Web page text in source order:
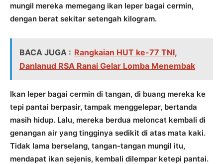
mungil mereka memegang ikan leper bagai cermin,
dengan berat sekitar setengah kilogram.
BACA JUGA : Rangkaian HUT ke-77 TNI,
Danlanud RSA Ranai Gelar Lomba Menembak
Ikan leper bagai cermin di tangan, di buang mereka ke
tepi pantai berpasir, tampak menggelepar, bertanda
masih hidup. Lalu, mereka berdua meloncat kembali di
genangan air yang tingginya sedikit di atas mata kaki.
Tidak lama berselang, tangan-tangan mungil itu,
mendapat ikan sejenis, kembali dilempar ketepi pantai.